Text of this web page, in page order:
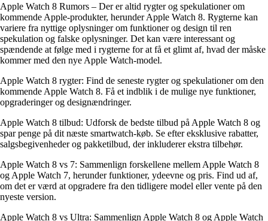
Apple Watch 8 Rumors – Der er altid rygter og spekulationer om
kommende Apple-produkter, herunder Apple Watch 8. Rygterne kan
variere fra nyttige oplysninger om funktioner og design til ren
spekulation og falske oplysninger. Det kan være interessant og
spændende at følge med i rygterne for at få et glimt af, hvad der måske
kommer med den nye Apple Watch-model.
Apple Watch 8 rygter: Find de seneste rygter og spekulationer om den
kommende Apple Watch 8. Få et indblik i de mulige nye funktioner,
opgraderinger og designændringer.
Apple Watch 8 tilbud: Udforsk de bedste tilbud på Apple Watch 8 og
spar penge på dit næste smartwatch-køb. Se efter eksklusive rabatter,
salgsbegivenheder og pakketilbud, der inkluderer ekstra tilbehør.
Apple Watch 8 vs 7: Sammenlign forskellene mellem Apple Watch 8
og Apple Watch 7, herunder funktioner, ydeevne og pris. Find ud af,
om det er værd at opgradere fra den tidligere model eller vente på den
nyeste version.
Apple Watch 8 vs Ultra: Sammenlign Apple Watch 8 og Apple Watch